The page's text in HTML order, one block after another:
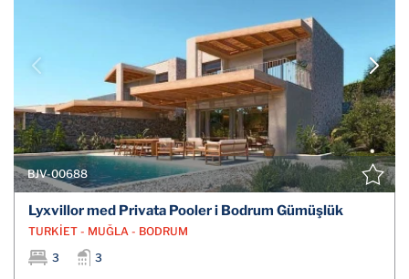
BJV-00688
Lyxvillor med Privata Pooler i Bodrum Gümüşlük
TURKİET - MUĞLA - BODRUM
3
3